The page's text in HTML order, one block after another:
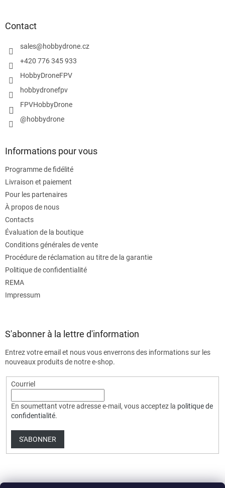
Contact
sales@hobbydrone.cz
+420 776 345 933
HobbyDroneFPV
hobbydronefpv
FPVHobbyDrone
@hobbydrone
Informations pour vous
Programme de fidélité
Livraison et paiement
Pour les partenaires
À propos de nous
Contacts
Évaluation de la boutique
Conditions générales de vente
Procédure de réclamation au titre de la garantie
Politique de confidentialité
REMA
Impressum
S'abonner à la lettre d'information
Entrez votre email et nous vous enverrons des informations sur les
nouveaux produits de notre e-shop.
Courriel
En soumettant votre adresse e-mail, vous acceptez la politique de
confidentialité.
S'ABONNER